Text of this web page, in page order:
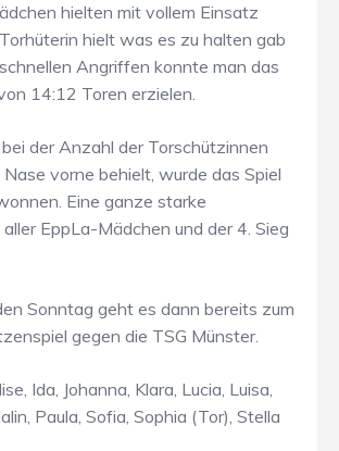
hielten mit vollem Einsatz
hielt was es zu halten gab
Angriffen konnte man das
14:12 Toren erzielen.
der Anzahl der Torschützinnen
vorne behielt, wurde das Spiel
Eine ganze starke
EppLa-Mädchen und der 4. Sieg
Sonntag geht es dann bereits zum
gegen die TSG Münster.
Ida, Johanna, Klara, Lucia, Luisa,
Paula, Sofia, Sophia (Tor), Stella